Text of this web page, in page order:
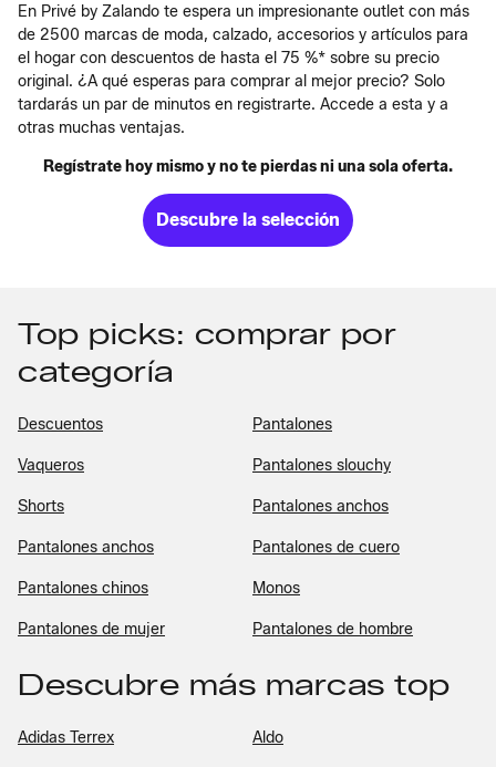
En Privé by Zalando te espera un impresionante outlet con más
de 2500 marcas de moda, calzado, accesorios y artículos para
el hogar con descuentos de hasta el 75 %* sobre su precio
original. ¿A qué esperas para comprar al mejor precio? Solo
tardarás un par de minutos en registrarte. Accede a esta y a
otras muchas ventajas.
Regístrate hoy mismo y no te pierdas ni una sola oferta.
Descubre la selección
Top picks: comprar por
categoría
Descuentos Pantalones
Vaqueros Pantalones slouchy
Shorts Pantalones anchos
Pantalones anchos Pantalones de cuero
Pantalones chinos Monos
Pantalones de mujer Pantalones de hombre
Descubre más marcas top
Adidas Terrex Aldo